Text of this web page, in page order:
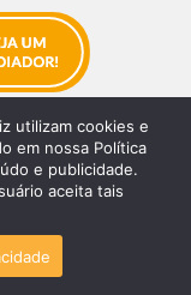
utilizam cookies e
em nossa Política
e publicidade.
aceita tais